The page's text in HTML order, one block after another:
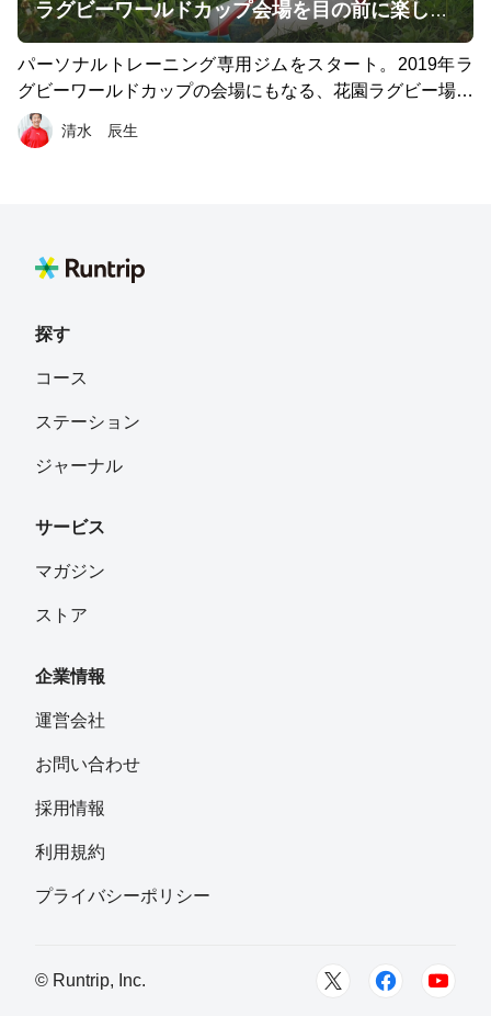
ラグビーワールドカップ会場を目の前に楽しめる芝生コース
パーソナルトレーニング専用ジムをスタート。2019年ラ
グビーワールドカップの会場にもなる、花園ラグビー場の
隣の公園を、芝生・舗装路のコースをいくつでも設定でき
る、飽きのこないコース設定ができます。
清水 辰生
探す
コース
ステーション
ジャーナル
サービス
マガジン
ストア
企業情報
運営会社
お問い合わせ
採用情報
利用規約
プライバシーポリシー
© Runtrip, Inc.